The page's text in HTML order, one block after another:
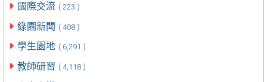
國際交流 ( 223 )
綠園新聞 ( 408 )
學生園地 ( 6,291 )
教師研習 ( 4,118 )